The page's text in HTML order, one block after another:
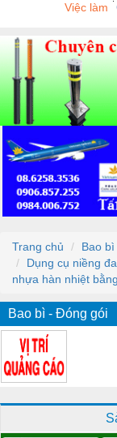
Việc làm
Trang chủ
Bao
Dụng cụ niềng
nhựa hàn nhiệt
Bao bì - Đóng gói